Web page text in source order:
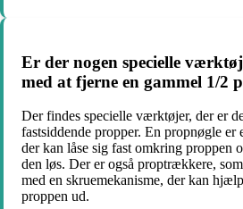
Er der nogen specielle
med at fjerne en gammel 1/2
Der findes specielle værktøjer, der er
fastsiddende propper. En propnøgle
der kan låse sig fast omkring proppen
den løs. Der er også proptrækkere,
med en skruemekanisme, der kan
proppen ud.